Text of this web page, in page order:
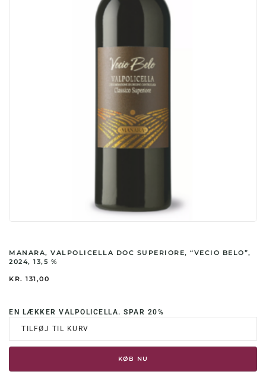
MANARA, VALPOLICELLA DOC SUPERIORE, “VECIO BELO”,
2024, 13,5 %
KR. 131,00
EN LÆKKER VALPOLICELLA. SPAR 20%
TILFØJ TIL KURV
KØB NU